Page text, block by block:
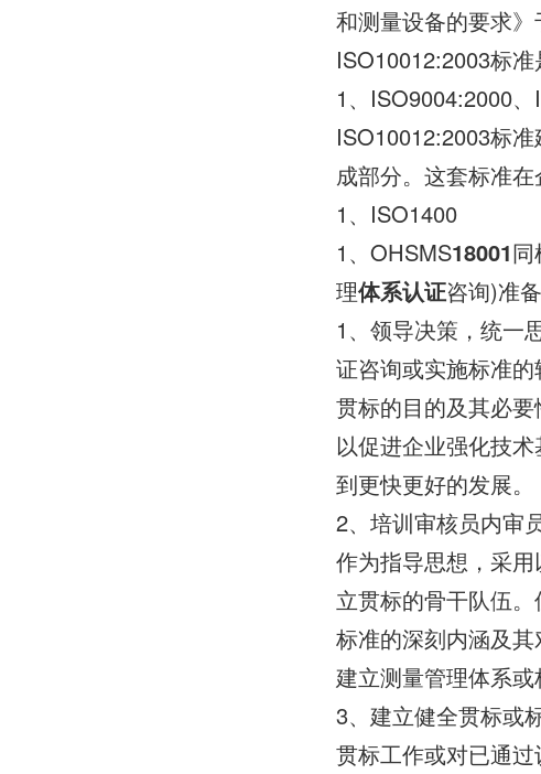
和测量设备的要求》
ISO10012:2003标准
1、ISO9004:2000
ISO10012:2003标
成部分。这套标准
1、ISO1400
1、OHSMS18001
理体系认证咨询)准
1、领导决策，统一
证咨询或实施标准
贯标的目的及其必
以促进企业强化技
到更快更好的发展。
2、培训审核员内审
作为指导思想，采
立贯标的骨干队伍
标准的深刻内涵及
建立测量管理体系或
3、建立健全贯标或
贯标工作或对已通